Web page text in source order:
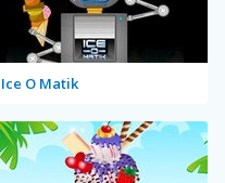
Ice O Matik